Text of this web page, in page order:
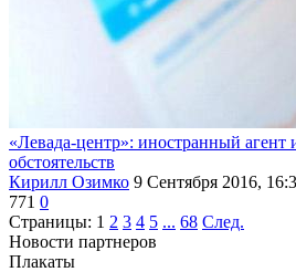
«Левада-центр»: иностранный агент
обстоятельств
Кирилл Озимко 9 Сентября 2016,
771 0
Страницы: 1 2 3 4 5 ... 68 След.
Новости партнеров
Плакаты